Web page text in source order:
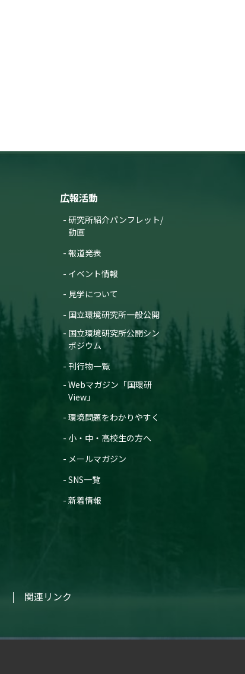
広報活動
研究所紹介パンフレット/
動画
報道発表
イベント情報
見学について
国立環境研究所一般公開
国立環境研究所公開シン
ポジウム
刊行物一覧
Webマガジン「国環研
View」
環境問題をわかりやすく
小・中・高校生の方へ
メールマガジン
SNS一覧
新着情報
関連リンク